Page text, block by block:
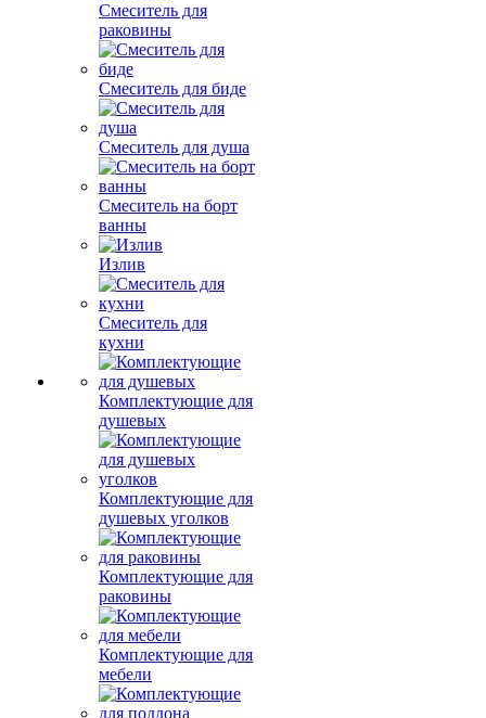
Смеситель для
раковины
Смеситель для биде
Смеситель для душа
Смеситель на борт
ванны
Излив
Смеситель для
кухни
Комплектующие для
душевых
Комплектующие для
душевых уголков
Комплектующие для
раковины
Комплектующие для
мебели